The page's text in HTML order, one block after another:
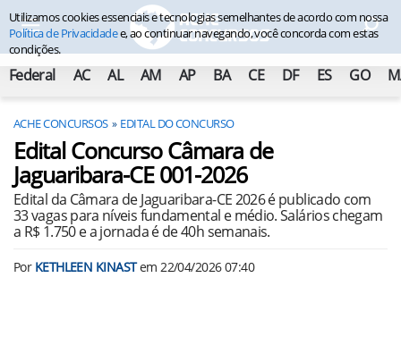
Federal AC AL AM AP BA CE DF ES GO
ACHE CONCURSOS EDITAL DO CONCURSO
Edital Concurso Câmara de
Jaguaribara-CE 001-2026
Edital da Câmara de Jaguaribara-CE 2026 é publicado com
33 vagas para níveis fundamental e médio. Salários chegam
a R$ 1.750 e a jornada é de 40h semanais.
Por KETHLEEN KINASTem22/04/2026 07:40
Utilizamos cookies essenciais e tecnologias semelhantes de acordo com nossa
Política de Privacidadee, ao continuar navegando, você concorda com estas
condições.